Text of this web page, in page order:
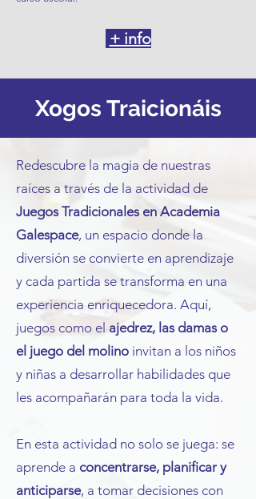
+ info
Xogos Traicionáis
Redescubre la magia de nuestras
raíces a través de la actividad de
Juegos Tradicionales en Academia
Galespace, un espacio donde la
diversión se convierte en aprendizaje
y cada partida se transforma en una
experiencia enriquecedora. Aquí,
juegos como el ajedrez, las damas o
el juego del molino invitan a los niños
y niñas a desarrollar habilidades que
les acompañarán para toda la vida.
En esta actividad no solo se juega: se
aprende a concentrarse, planificar y
anticiparse, a tomar decisiones con